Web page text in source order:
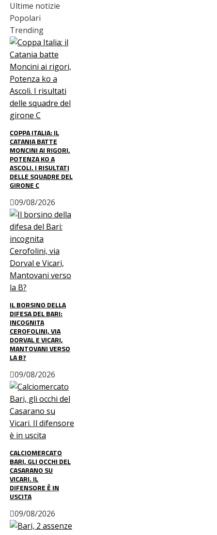
Ultime notizie
Popolari
Trending
COPPA ITALIA: IL
CATANIA BATTE
MONCINI AI RIGORI,
POTENZA KO A
ASCOLI. I RISULTATI
DELLE SQUADRE DEL
GIRONE C
09/08/2026
IL BORSINO DELLA
DIFESA DEL BARI:
INCOGNITA
CEROFOLINI, VIA
DORVAL E VICARI,
MANTOVANI VERSO
LA B?
09/08/2026
CALCIOMERCATO
BARI, GLI OCCHI DEL
CASARANO SU
VICARI. IL
DIFENSORE È IN
USCITA
09/08/2026